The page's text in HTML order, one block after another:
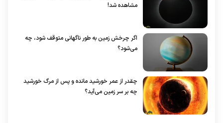
مشاهده شد!
اگر چرخش زمین به طور ناگهانی متوقف شود، چه
می‌شود؟
چقدر از عمر خورشید مانده و پس از مرگ خورشید
چه بر سر زمین می‌آید؟